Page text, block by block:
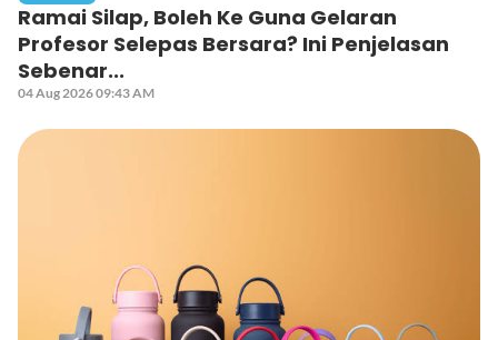
Ramai Silap, Boleh Ke Guna Gelaran
Profesor Selepas Bersara? Ini Penjelasan
Sebenar...
04 Aug 2026 09:43 AM